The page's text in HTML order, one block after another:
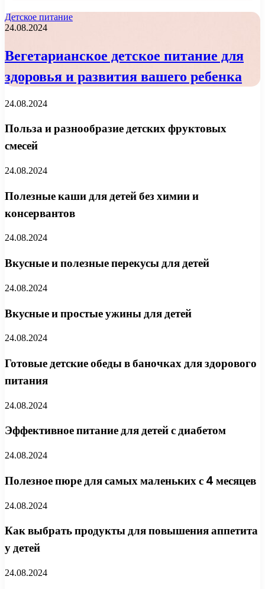
Детское питание
24.08.2024
Вегетарианское детское питание для
здоровья и развития вашего ребенка
24.08.2024
Польза и разнообразие детских фруктовых
смесей
24.08.2024
Полезные каши для детей без химии и
консервантов
24.08.2024
Вкусные и полезные перекусы для детей
24.08.2024
Вкусные и простые ужины для детей
24.08.2024
Готовые детские обеды в баночках для здорового
питания
24.08.2024
Эффективное питание для детей с диабетом
24.08.2024
Полезное пюре для самых маленьких с 4 месяцев
24.08.2024
Как выбрать продукты для повышения аппетита
у детей
24.08.2024